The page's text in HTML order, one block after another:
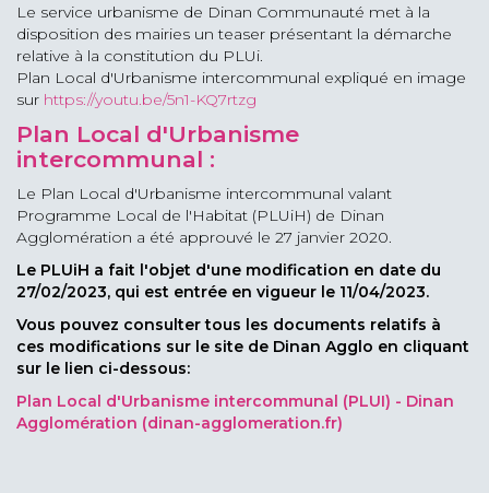
Le service urbanisme de Dinan Communauté met à la
disposition des mairies un teaser présentant la démarche
relative à la constitution du PLUi.
Plan Local d'Urbanisme intercommunal expliqué en image
sur https://youtu.be/5n1-KQ7rtzg
Plan Local d'Urbanisme
intercommunal :
Le Plan Local d'Urbanisme intercommunal valant
Programme Local de l'Habitat (PLUiH) de Dinan
Agglomération a été approuvé le 27 janvier 2020.
Le PLUiH a fait l'objet d'une modification en date du
27/02/2023, qui est entrée en vigueur le 11/04/2023.
Vous pouvez consulter tous les documents relatifs à
ces modifications sur le site de Dinan Agglo en cliquant
sur le lien ci-dessous:
Plan Local d'Urbanisme intercommunal (PLUI) - Dinan
Agglomération (dinan-agglomeration.fr)